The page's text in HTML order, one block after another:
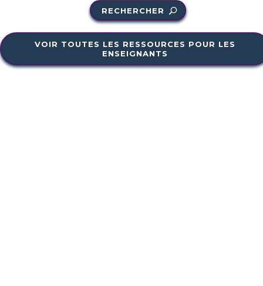
RECHERCHER
VOIR TOUTES LES RESSOURCES POUR LES
ENSEIGNANTS